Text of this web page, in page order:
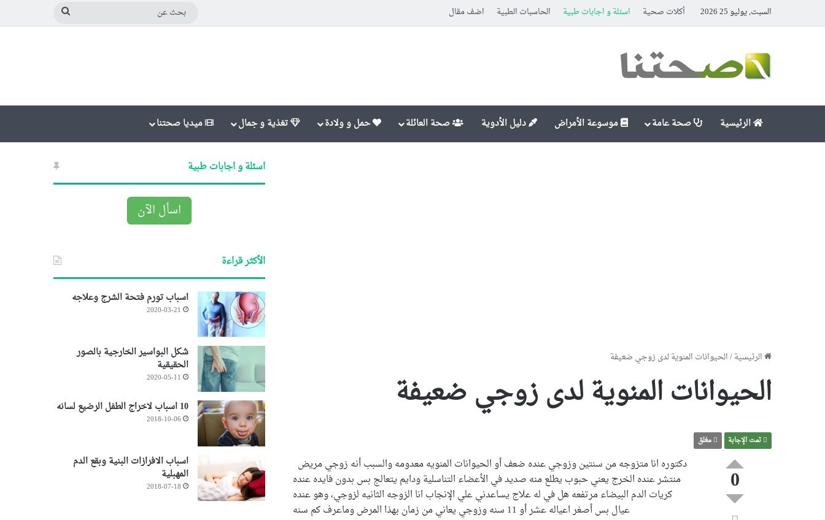
السبت, يوليو 25 2026 أكلات صحية اسئلة و اجابات طبية الحاسبات الطبية اضف مقال
الرئيسية صحة عامة موسوعة الأمراض دليل الأدوية صحة العائلة حمل و ولادة تغذية و جمال ميديا صحتنا
الرئيسية/الحيوانات المنوية لدى زوجي ضعيفة
الحيوانات المنوية لدى زوجي ضعيفة
تمت الإجابة مغلق
0
منتشر عنده الخرج يعني حبوب يطلع منه صديد في الأعضاء التناسلية ودايم يتعالج بس بدون فايده عنده
كريات الدم البيضاء مرتفعه هل في له علاج يساعدني علي الإنجاب انا الزوجه الثانيه لزوجي، وهو عنده
عيال بس أصغر اعياله عشر أو 11 سنه وزوجي يعاني من زمان بهذا المرض وماعرف كم سنه
اسئلة و اجابات طبية
اسأل الآن
الأكثر قراءة
اسباب تورم فتحة الشرج وعلاجه
2020-03-21
شكل البواسير الخارجية بالصور
الحقيقية
2020-05-11
10 اسباب لاخراج الطفل الرضيع لسانه
2018-10-06
اسباب الافرازات البنية وبقع الدم
المهبلية
2018-07-18